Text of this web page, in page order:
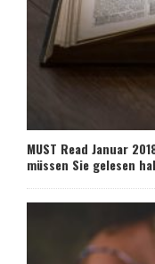
MUST Read Januar
müssen Sie gelesen